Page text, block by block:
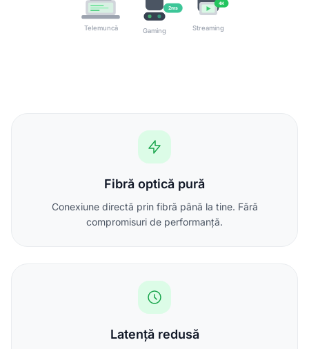
Telemuncă
2ms
Gaming
4K
Streaming
Fibră optică pură
Conexiune directă prin fibră până la tine. Fără
compromisuri de performanță.
Latență redusă